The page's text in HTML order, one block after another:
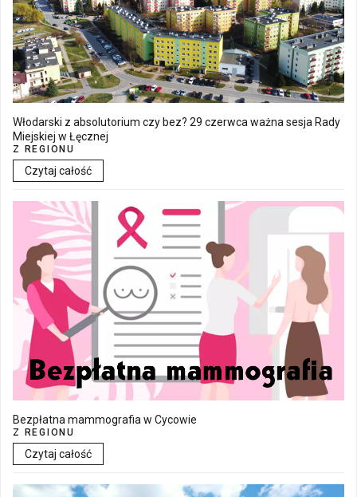
Włodarski z absolutorium czy bez? 29 czerwca ważna sesja Rady
Miejskiej w Łęcznej
Z REGIONU
Czytaj całość
Bezpłatna mammografia w Cycowie
Z REGIONU
Czytaj całość